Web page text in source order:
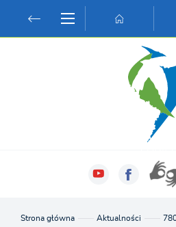
Przejdź do wyszukiwarki.
Przejdź do ustawień wielkości czcionki.
Włącz wersję kontrastową strony.
Strona główna Aktualności